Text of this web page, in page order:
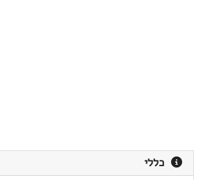
כללי